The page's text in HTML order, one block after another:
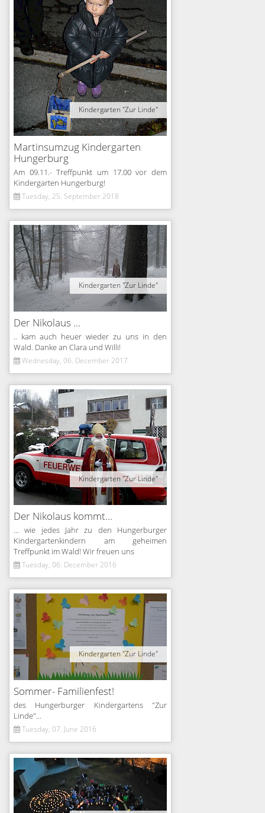
Kindergarten "Zur Linde"
Martinsumzug Kindergarten
Hungerburg
Am 09.11.- Treffpunkt um 17.00 vor dem
Kindergarten Hungerburg!
Tuesday, 25. September 2018
Kindergarten "Zur Linde"
Der Nikolaus ...
.. kam auch heuer wieder zu uns in den
Wald. Danke an Clara und Willi!
Wednesday, 06. December 2017
Kindergarten "Zur Linde"
Der Nikolaus kommt...
... wie jedes Jahr zu den Hungerburger
Kindergartenkindern am geheimen
Treffpunkt im Wald! Wir freuen uns
Tuesday, 06. December 2016
Kindergarten "Zur Linde"
Sommer- Familienfest!
des Hungerburger Kindergartens "Zur
Linde"...
Tuesday, 07. June 2016